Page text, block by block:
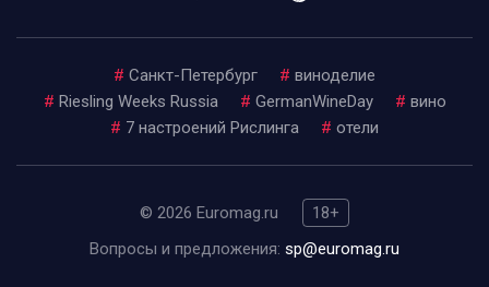
# Санкт-Петербург # виноделие
# Riesling Weeks Russia # GermanWineDay # вино
# 7 настроений Рислинга # отели
© 2026 Euromag.ru
18+
Вопросы и предложения: sp@euromag.ru